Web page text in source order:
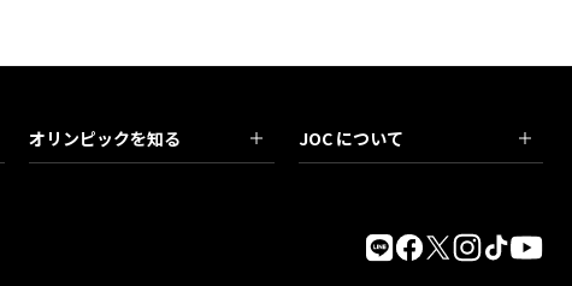
オリンピックを知る JOC について